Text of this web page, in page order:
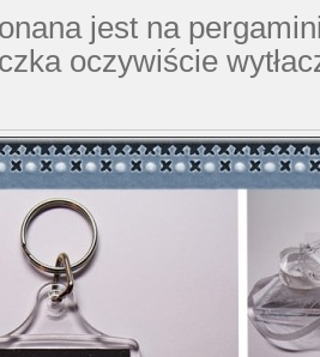
jest na
oczywiście